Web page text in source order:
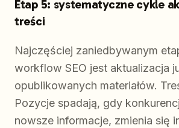
Etap 5: systematyczne cykle
treści
Najczęściej zaniedbywanym
workflow SEO jest aktualizacja
opublikowanych materiałów.
Pozycje spadają, gdy
nowsze informacje, zmienia się